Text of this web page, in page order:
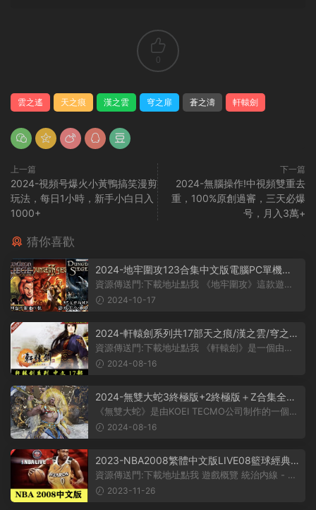
0
雲之遙 天之痕 漢之雲 穹之扉 蒼之濤 軒轅劍
上一篇
2024-視頻号爆火小黃鴨搞笑漫剪
玩法，每日1小時，新手小白日入
1000+
下一篇
2024-無腦操作!中視頻雙重去
重，100%原創過審，三天必爆
号，月入3萬+
猜你喜歡
2024-地牢圍攻123合集中文版電腦PC單機冒
險ARPG遊戲 免STEAM/地牢圍攻1+阿拉那的
傳說/地牢圍攻2+破碎的世界
資源傳送門:下載地址點我 《地牢圍攻》這款遊戲
采用了無縫地圖技術，這意味着玩...
2024-10-17
2024-軒轅劍系列共17部天之痕/漢之雲/穹之
扉/蒼之濤/雲之遙/外傳PC遊戲
資源傳送門:下載地址點我 《軒轅劍》是一個由大
宇資訊公司開發并發布的遊戲系列...
2024-08-16
2024-無雙大蛇3終極版+2終極版＋Z合集全DL
C送存檔送修改器懷舊PC遊戲
《無雙大蛇》是由KOEI TECMO公司制作的一個無
雙系列遊戲。該遊戲的背景設定在一個...
2024-08-16
2023-NBA2008繁體中文版LIVE08籃球經典
懷舊單機遊戲PC電腦版 高速下載
資源傳送門:下載地址點我 遊戲概覽 統治内線 - 利
用全新跳投假動作，小跳步，...
2023-11-26